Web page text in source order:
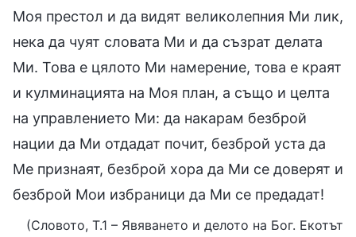
Моя престол и да видят великолепния Ми лик,
нека да чуят словата Ми и да съзрат делата
Ми. Това е цялото Ми намерение, това е краят
и кулминацията на Моя план, а също и целта
на управлението Ми: да накарам безброй
нации да Ми отдадат почит, безброй уста да
Ме признаят, безброй хора да Ми се доверят и
безброй Мои избраници да Ми се предадат!
(Словото, Т.1 – Явяването и делото на Бог. Екотът